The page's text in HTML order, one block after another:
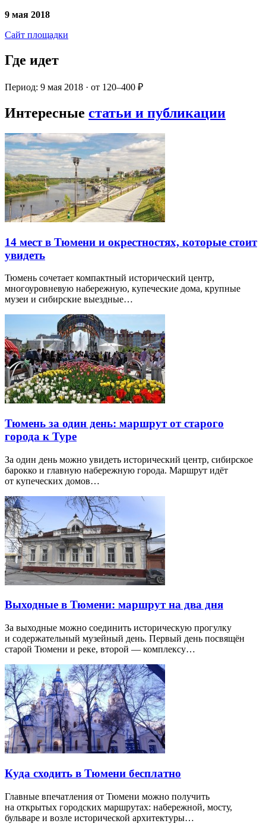
9 мая 2018
Сайт площадки
Где идет
Период: 9 мая 2018 · от 120–400 ₽
Интересные статьи и публикации
14 мест в Тюмени и окрестностях, которые стоит
увидеть
Тюмень сочетает компактный исторический центр,
многоуровневую набережную, купеческие дома, крупные
музеи и сибирские выездные…
Тюмень за один день: маршрут от старого
города к Туре
За один день можно увидеть исторический центр, сибирское
барокко и главную набережную города. Маршрут идёт
от купеческих домов…
Выходные в Тюмени: маршрут на два дня
За выходные можно соединить историческую прогулку
и содержательный музейный день. Первый день посвящён
старой Тюмени и реке, второй — комплексу…
Куда сходить в Тюмени бесплатно
Главные впечатления от Тюмени можно получить
на открытых городских маршрутах: набережной, мосту,
бульваре и возле исторической архитектуры…